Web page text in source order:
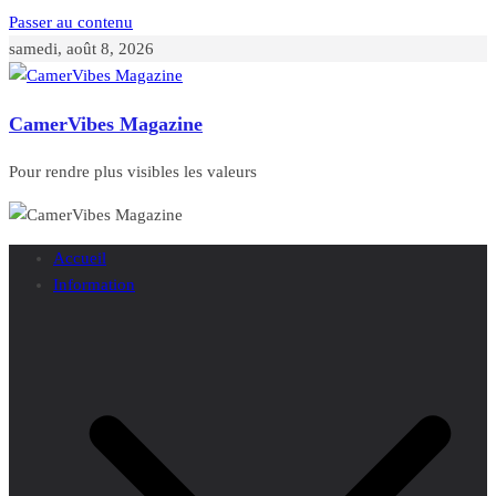
Passer au contenu
samedi, août 8, 2026
CamerVibes Magazine
Pour rendre plus visibles les valeurs
Accueil
Information